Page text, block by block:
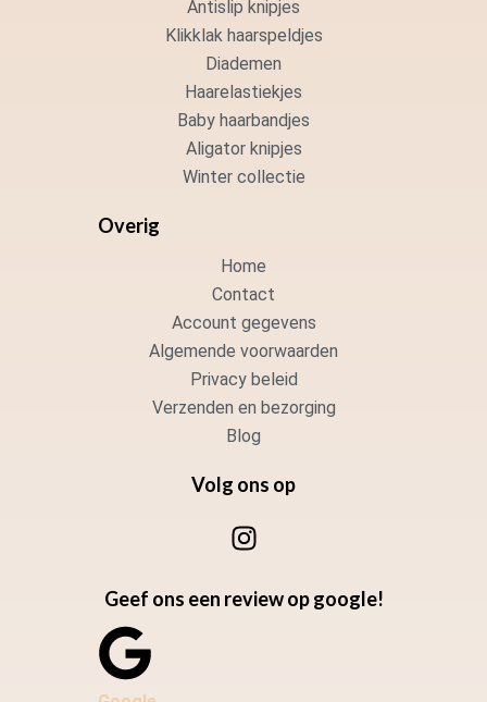
Antislip knipjes
Klikklak haarspeldjes
Diademen
Haarelastiekjes
Baby haarbandjes
Aligator knipjes
Winter collectie
Overig
Home
Contact
Account gegevens
Algemende voorwaarden
Privacy beleid
Verzenden en bezorging
Blog
Volg ons op
I
n
t
Geef ons een review op google!